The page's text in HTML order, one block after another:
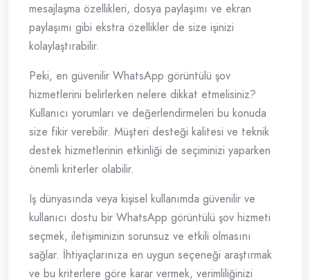
mesajlaşma özellikleri, dosya paylaşımı ve ekran
paylaşımı gibi ekstra özellikler de size işinizi
kolaylaştırabilir.
Peki, en güvenilir WhatsApp görüntülü şov
hizmetlerini belirlerken nelere dikkat etmelisiniz?
Kullanıcı yorumları ve değerlendirmeleri bu konuda
size fikir verebilir. Müşteri desteği kalitesi ve teknik
destek hizmetlerinin etkinliği de seçiminizi yaparken
önemli kriterler olabilir.
Iş dünyasında veya kişisel kullanımda güvenilir ve
kullanıcı dostu bir WhatsApp görüntülü şov hizmeti
seçmek, iletişiminizin sorunsuz ve etkili olmasını
sağlar. İhtiyaçlarınıza en uygun seçeneği araştırmak
ve bu kriterlere göre karar vermek, verimliliğinizi